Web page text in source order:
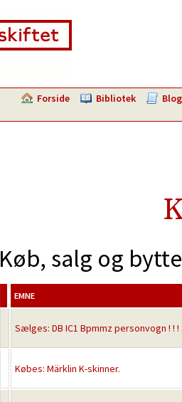
Forside Bibliotek Blog
Køb, salg og
EMNE
Sælges: DB IC1 Bpmmz personvogn ! ! !
Købes: Märklin K-skinner.